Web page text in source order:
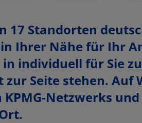
17 Standorten
Ihrer Nähe für Ihr
individuell für Sie
zur Seite stehen. Auf
Netzwerks